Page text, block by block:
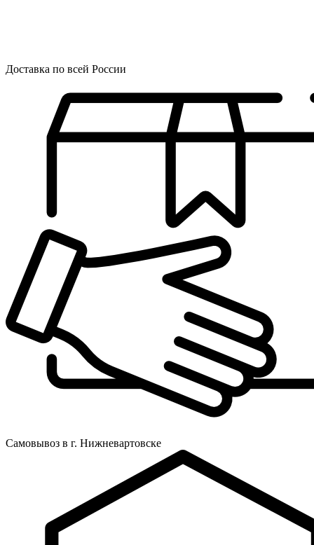
Доставка по всей России
Самовывоз в г. Нижневартовске